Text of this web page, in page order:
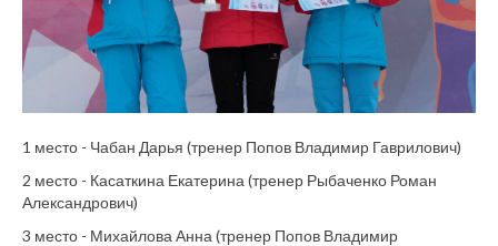
1 место - Чабан Дарья (тренер Попов Владимир Гаврилович)
2 место - Касаткина Екатерина (тренер Рыбаченко Роман
Александрович)
3 место - Михайлова Анна (тренер Попов Владимир